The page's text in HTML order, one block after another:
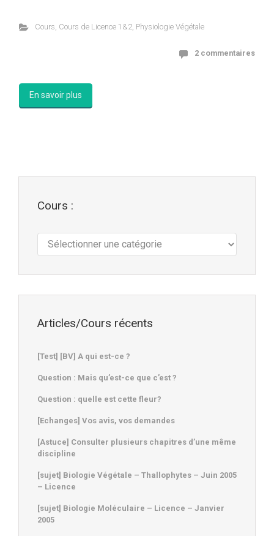
Cours, Cours de Licence 1&2, Physiologie Végétale
2 commentaires
En savoir plus
Cours :
Articles/Cours récents
[Test] [BV] A qui est-ce ?
Question : Mais qu’est-ce que c’est ?
Question : quelle est cette fleur?
[Echanges] Vos avis, vos demandes
[Astuce] Consulter plusieurs chapitres d’une même
discipline
[sujet] Biologie Végétale – Thallophytes – Juin 2005
– Licence
[sujet] Biologie Moléculaire – Licence – Janvier
2005